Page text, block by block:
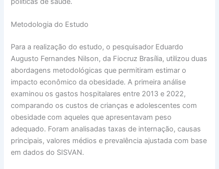
Metodologia do Estudo
Para a realização do estudo, o pesquisador Eduardo
Augusto Fernandes Nilson, da Fiocruz Brasília, utilizou duas
abordagens metodológicas que permitiram estimar o
impacto econômico da obesidade. A primeira análise
examinou os gastos hospitalares entre 2013 e 2022,
comparando os custos de crianças e adolescentes com
obesidade com aqueles que apresentavam peso
adequado. Foram analisadas taxas de internação, causas
principais, valores médios e prevalência ajustada com base
em dados do SISVAN.